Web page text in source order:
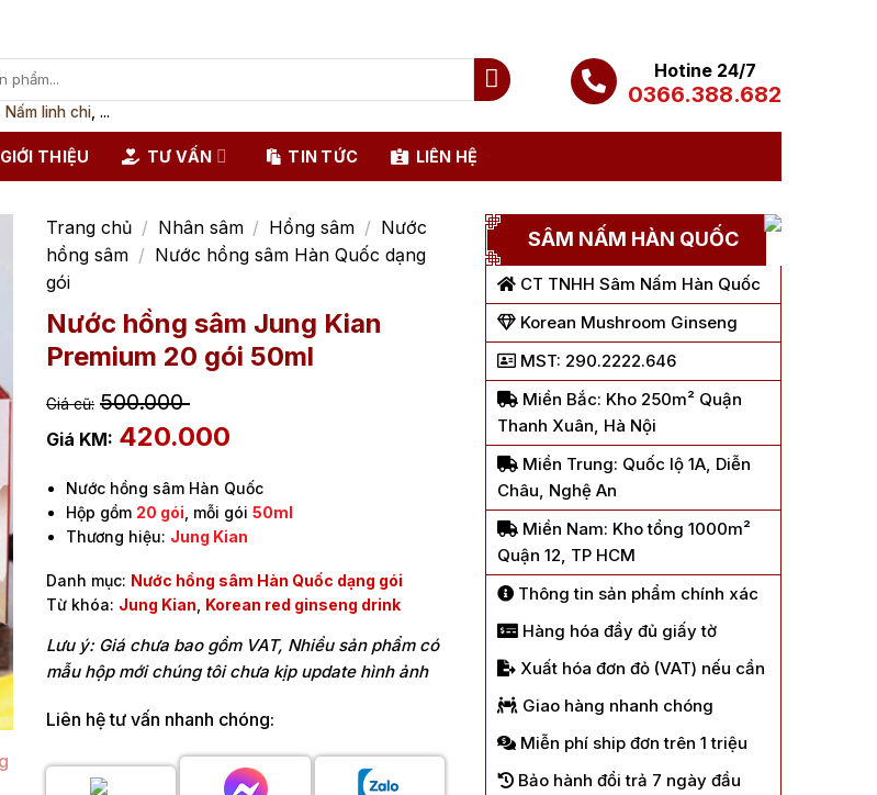
Nấm linh chi , ...
Hotine 24/7
0366.388.682
GIỚI THIỆU TƯ VẤN TIN TỨC LIÊN HỆ
Trang chủ / Nhân sâm / Hồng sâm / Nước
hồng sâm / Nước hồng sâm Hàn Quốc dạng
gói
Nước hồng sâm Jung Kian
Premium 20 gói 50ml
500.000
420.000
Nước hồng sâm Hàn Quốc
Hộp gồm 20 gói , mỗi gói50ml
Thương hiệu: Jung Kian
Danh mục: Nước hồng sâm Hàn Quốc dạng gói
Từ khóa: Jung Kian Korean red ginseng drink
Lưu ý: Giá chưa bao gồm VAT, Nhiều sản phẩm có
mẫu hộp mới chúng tôi chưa kịp update hình ảnh
Liên hệ tư vấn nhanh chóng:
SÂM NẤM HÀN QUỐC
CT TNHH Sâm Nấm Hàn Quốc
Korean Mushroom Ginseng
MST: 290.2222.646
Miền Bắc: Kho 250m² Quận
Thanh Xuân, Hà Nội
Miền Trung: Quốc lộ 1A, Diễn
Châu, Nghệ An
Miền Nam: Kho tổng 1000m²
Quận 12, TP HCM
Thông tin sản phẩm chính xác
Hàng hóa đầy đủ giấy tờ
Xuất hóa đơn đỏ (VAT) nếu cần
Giao hàng nhanh chóng
Miễn phí ship đơn trên 1 triệu
Bảo hành đổi trả 7 ngày đầu